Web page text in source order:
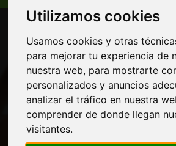
Utilizamos cookies
Usamos cookies y otras
para mejorar tu experiencia de
nuestra web, para mostrarte
personalizados y anuncios
analizar el tráfico en nuestra
comprender de donde llegan
visitantes.
Restaurantes asiaticos